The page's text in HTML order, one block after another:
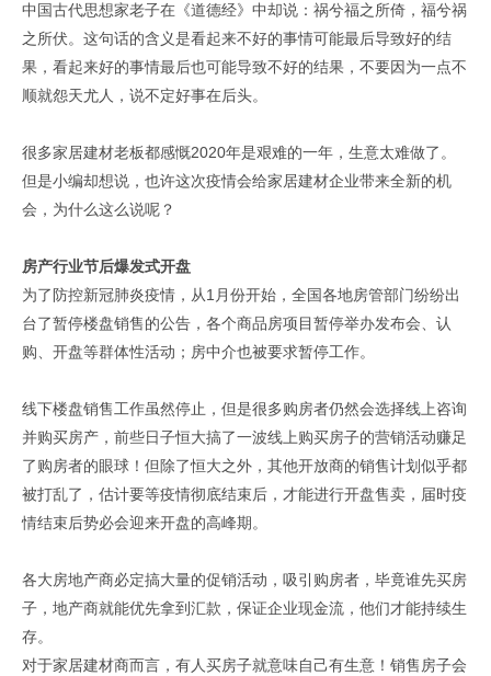
中国古代思想家老子在《道德经》中却说：祸兮福之所倚，福兮祸
之所伏。这句话的含义是看起来不好的事情可能最后导致好的结
果，看起来好的事情最后也可能导致不好的结果，不要因为一点不
顺就怨天尤人，说不定好事在后头。
很多家居建材老板都感慨2020年是艰难的一年，生意太难做了。
但是小编却想说，也许这次疫情会给家居建材企业带来全新的机
会，为什么这么说呢？
房产行业节后爆发式开盘
为了防控新冠肺炎疫情，从1月份开始，全国各地房管部门纷纷出
台了暂停楼盘销售的公告，各个商品房项目暂停举办发布会、认
购、开盘等群体性活动；房中介也被要求暂停工作。
线下楼盘销售工作虽然停止，但是很多购房者仍然会选择线上咨询
并购买房产，前些日子恒大搞了一波线上购买房子的营销活动赚足
了购房者的眼球！但除了恒大之外，其他开放商的销售计划似乎都
被打乱了，估计要等疫情彻底结束后，才能进行开盘售卖，届时疫
情结束后势必会迎来开盘的高峰期。
各大房地产商必定搞大量的促销活动，吸引购房者，毕竟谁先买房
子，地产商就能优先拿到汇款，保证企业现金流，他们才能持续生
存。
对于家居建材商而言，有人买房子就意味自己有生意！销售房子会